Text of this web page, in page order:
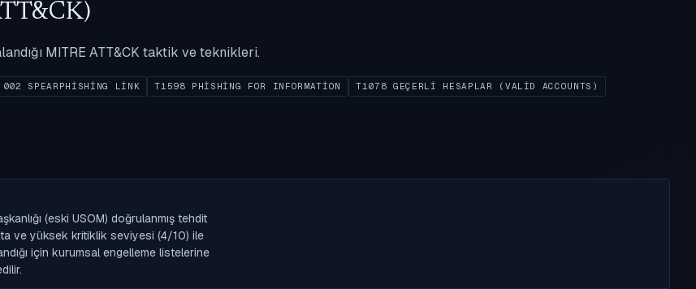
MITRE ATT&CK taktik ve teknikleri.
SPEARPHISHING LINK T1598 PHISHING FOR INFORMATION T1078 GEÇERLI HESAPLAR (VALID ACCOUNTS)
(eski USOM) doğrulanmış tehdit
ve yüksek kritiklik seviyesi (4/10) ile
için kurumsal engelleme listelerine